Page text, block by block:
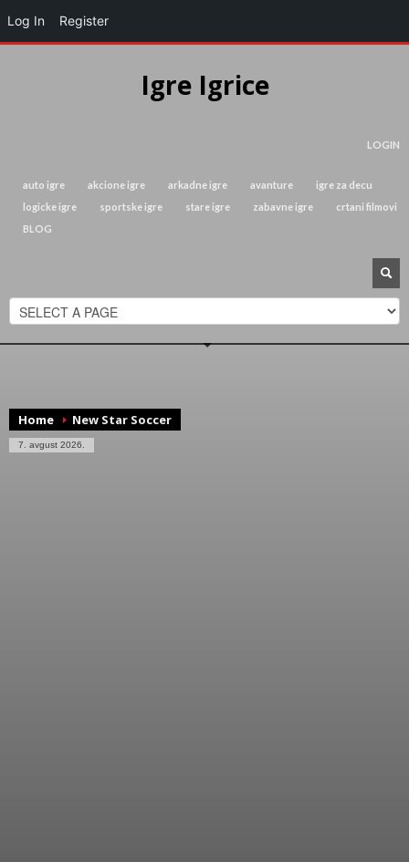
Igre Igrice
LOGIN
auto igre akcione igre arkadne igre avanture
igre za decu
logicke igre
sportske igre stare igre zabavne igre
crtani filmovi
BLOG
Home New Star Soccer
7. avgust 2026.
Log In Register